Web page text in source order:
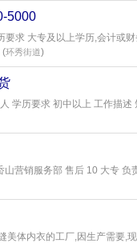
5000
求 大专及以上学历,会计或
(环秀街道)
学历要求 初中以上 工作描
营销服务部 售后 10 大专
美体内衣的工厂,因生产需要,